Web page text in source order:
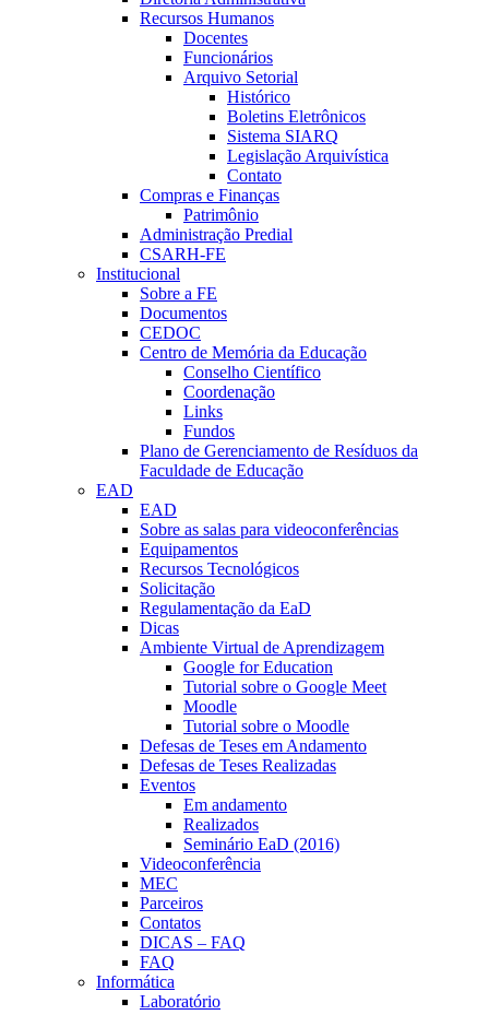
Recursos Humanos
Docentes
Funcionários
Arquivo Setorial
Histórico
Boletins Eletrônicos
Sistema SIARQ
Legislação Arquivística
Contato
Compras e Finanças
Patrimônio
Administração Predial
CSARH-FE
Institucional
Sobre a FE
Documentos
CEDOC
Centro de Memória da Educação
Conselho Científico
Coordenação
Links
Fundos
Plano de Gerenciamento de Resíduos da
Faculdade de Educação
EAD
EAD
Sobre as salas para videoconferências
Equipamentos
Recursos Tecnológicos
Solicitação
Regulamentação da EaD
Dicas
Ambiente Virtual de Aprendizagem
Google for Education
Tutorial sobre o Google Meet
Moodle
Tutorial sobre o Moodle
Defesas de Teses em Andamento
Defesas de Teses Realizadas
Eventos
Em andamento
Realizados
Seminário EaD (2016)
Videoconferência
MEC
Parceiros
Contatos
DICAS – FAQ
FAQ
Informática
Laboratório